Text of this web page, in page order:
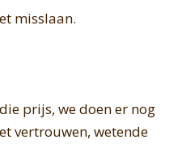
misslaan.
prijs, we doen er nog
vertrouwen, wetende